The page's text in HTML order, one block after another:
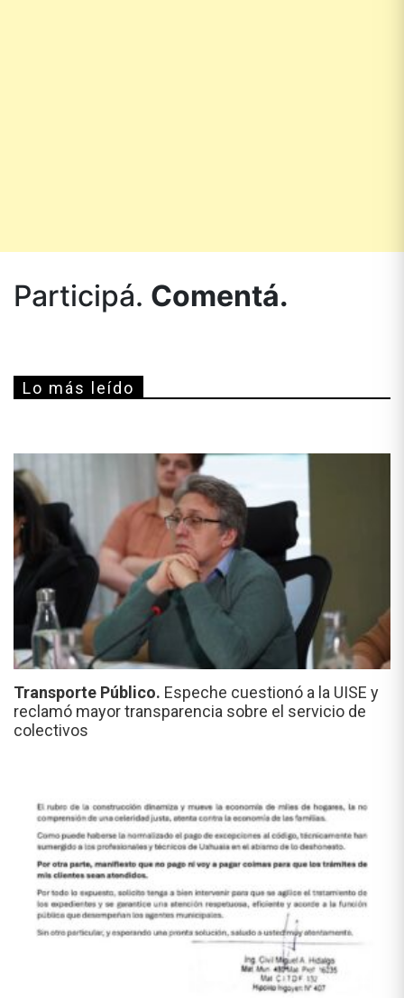
Participá. Comentá.
Lo más leído
Transporte Público. Espeche cuestionó a la UISE y
reclamó mayor transparencia sobre el servicio de
colectivos